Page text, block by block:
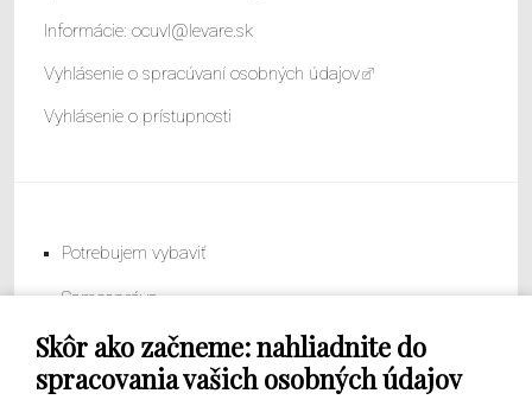
Skôr ako začneme: nahliadnite do
spracovania vašich osobných údajov
Informácie: ocuvl@levare.sk
Vyhlásenie o spracúvaní osobných údajov
Vyhlásenie o prístupnosti
Potrebujem vybaviť
Samospráva
Obecný úrad